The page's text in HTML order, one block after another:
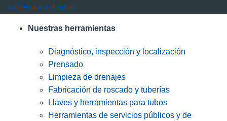
cobertura del ramo.
Nuestras herramientas
Diagnóstico, inspección y localización
Prensado
Limpieza de drenajes
Fabricación de roscado y tuberías
Llaves y herramientas para tubos
Herramientas de servicios públicos y de